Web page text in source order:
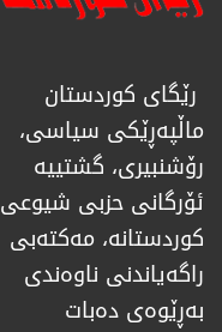
رێگای كوردستان
ماڵپەڕێكی سیاسی،
رۆشنبیری، گشتییە
ئۆرگانی حزبی شیوعی
كوردستانە، مەكتەبی
راگەیاندنی ناوەندی
بەڕێوەی دەبات